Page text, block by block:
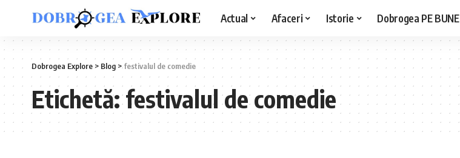
Actual Afaceri Istorie Dobrogea PE BUNE
Dobrogea Explore> Blog >festivalul de comedie
Etichetă:festivalul de comedie